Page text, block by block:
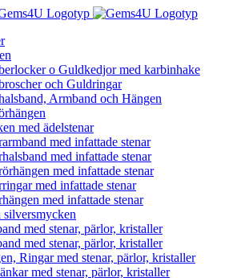
o Guldkedjor med karbinhake
och Guldringar
Armband och Hängen
med ädelstenar
med infattade stenar
med infattade stenar
med infattade stenar
med infattade stenar
med infattade stenar
med stenar, pärlor, kristaller
med stenar, pärlor, kristaller
Ringar med stenar, pärlor, kristaller
med stenar, pärlor, kristaller